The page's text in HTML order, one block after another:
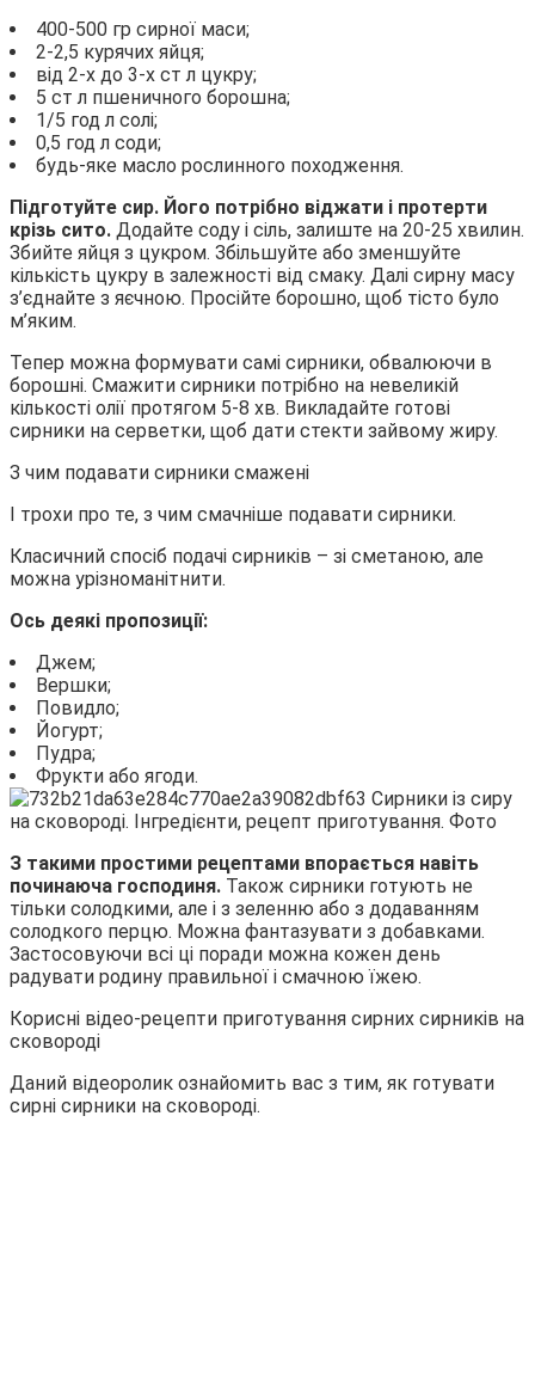
400-500 гр сирної маси;
2-2,5 курячих яйця;
від 2-х до 3-х ст л цукру;
5 ст л пшеничного борошна;
1/5 год л солі;
0,5 год л соди;
будь-яке масло рослинного походження.
Підготуйте сир. Його потрібно віджати і протерти
крізь сито. Додайте соду і сіль, залиште на 20-25 хвилин.
Збийте яйця з цукром. Збільшуйте або зменшуйте
кількість цукру в залежності від смаку. Далі сирну масу
з’єднайте з яєчною. Просійте борошно, щоб тісто було
м’яким.
Тепер можна формувати самі сирники, обвалюючи в
борошні. Смажити сирники потрібно на невеликій
кількості олії протягом 5-8 хв. Викладайте готові
сирники на серветки, щоб дати стекти зайвому жиру.
З чим подавати сирники смажені
І трохи про те, з чим смачніше подавати сирники.
Класичний спосіб подачі сирників – зі сметаною, але
можна урізноманітнити.
Ось деякі пропозиції:
Джем;
Вершки;
Повидло;
Йогурт;
Пудра;
Фрукти або ягоди.
З такими простими рецептами впорається навіть
починаюча господиня. Також сирники готують не
тільки солодкими, але і з зеленню або з додаванням
солодкого перцю. Можна фантазувати з добавками.
Застосовуючи всі ці поради можна кожен день
радувати родину правильної і смачною їжею.
Корисні відео-рецепти приготування сирних сирників на
сковороді
Даний відеоролик ознайомить вас з тим, як готувати
сирні сирники на сковороді.